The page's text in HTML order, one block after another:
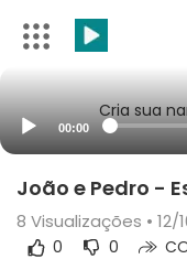
Cria sua
00:00
João e Pedro -
8 Visualizações • 12/
0 0